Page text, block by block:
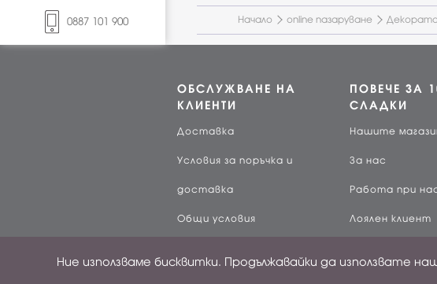
0887 101 900 Начало online пазаруване
ОБСЛУЖВАНЕ НА
КЛИЕНТИ
Доставка
Условия за поръчка и
доставка
Общи условия
ПОВЕЧЕ ЗА
СЛАДКИ
Нашите
За нас
Работа при
Лоялен клиент
Ние използваме бисквитки. Продължавайки да използвате